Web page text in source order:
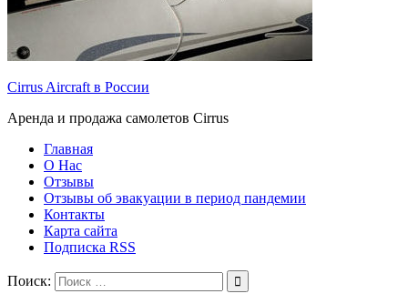
Cirrus Aircraft в России
Аренда и продажа самолетов Cirrus
Главная
О Нас
Отзывы
Отзывы об эвакуации в период пандемии
Контакты
Карта сайта
Подписка RSS
Поиск: